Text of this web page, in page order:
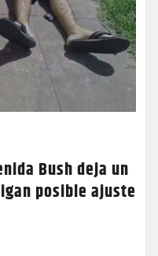
Bush deja un
posible ajuste